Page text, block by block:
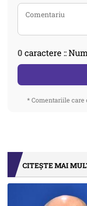
0 caractere ::
* Comentariile care
CITEȘTE MAI